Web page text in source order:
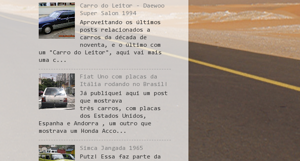
Carro do Leitor - Daewoo
Super Salon 1994
Aproveitando os últimos
posts relacionados a
carros da década de
noventa, e o último com
um "Carro do Leitor", aqui vai mais
uma c...
Fiat Uno com placas da
Itália rodando no Brasil!
Já publiquei aqui um post
que mostrava
três carros, com placas
dos Estados Unidos,
Espanha e Andorra , um outro que
mostrava um Honda Acco...
Simca Jangada 1965
Putz! Essa faz parte da